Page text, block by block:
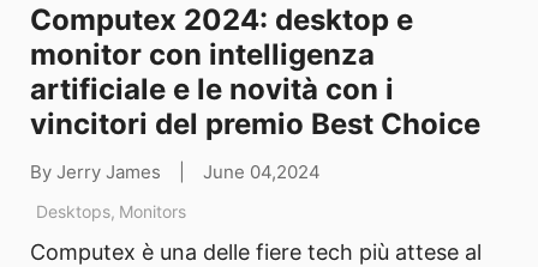
Computex 2024: desktop e
monitor con intelligenza
artificiale e le novità con i
vincitori del premio Best Choice
By Jerry James June 04,2024
Desktops, Monitors
Computex è una delle fiere tech più attese al